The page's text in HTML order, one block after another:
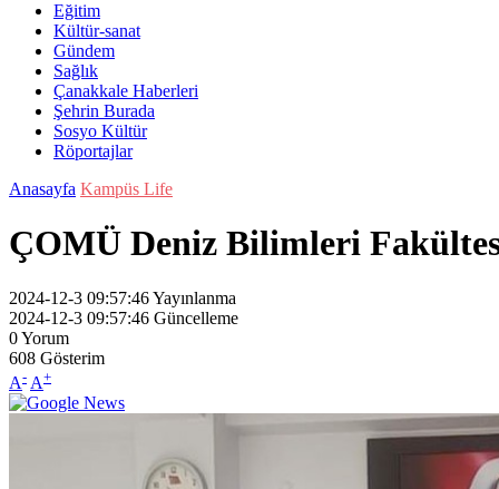
Eğitim
Kültür-sanat
Gündem
Sağlık
Çanakkale Haberleri
Şehrin Burada
Sosyo Kültür
Röportajlar
Anasayfa Kampüs Life
ÇOMÜ Deniz Bilimleri
2024-12-3 09:57:46Yayınlanma
2024-12-3 09:57:46 Güncelleme
0Yorum
608 Gösterim
A- A+